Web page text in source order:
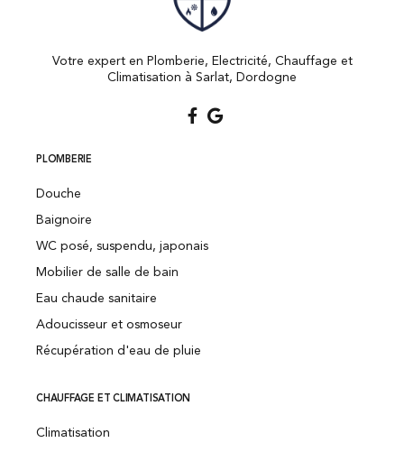
Votre expert en Plomberie, Electricité, Chauffage et
Climatisation à Sarlat, Dordogne
PLOMBERIE
Douche
Baignoire
WC posé, suspendu, japonais
Mobilier de salle de bain
Eau chaude sanitaire
Adoucisseur et osmoseur
Récupération d'eau de pluie
CHAUFFAGE ET CLIMATISATION
Climatisation